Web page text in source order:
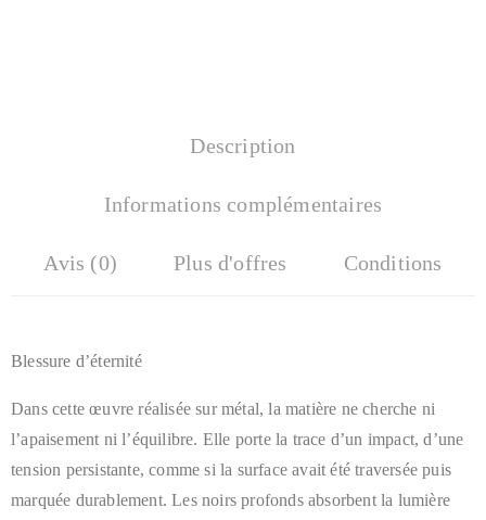
Description
Informations complémentaires
Avis (0) Plus d'offres Conditions
Blessure d’éternité
Dans cette œuvre réalisée sur métal, la matière ne cherche ni
l’apaisement ni l’équilibre. Elle porte la trace d’un impact, d’une
tension persistante, comme si la surface avait été traversée puis
marquée durablement. Les noirs profonds absorbent la lumière